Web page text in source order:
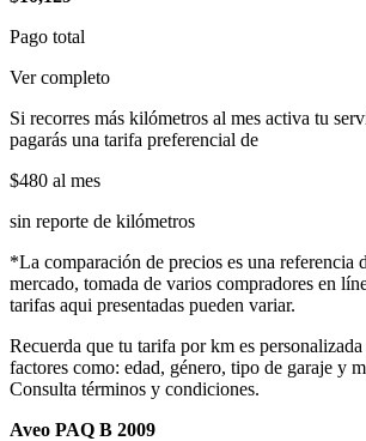
Pago total
Ver completo
Si recorres más kilómetros al mes activa tu
pagarás una tarifa preferencial de
$480 al mes
sin reporte de kilómetros
*La comparación de precios es una referencia
mercado, tomada de varios compradores en
tarifas aqui presentadas pueden variar.
Recuerda que tu tarifa por km es
factores como: edad, género, tipo de garaje y
Consulta términos y condiciones.
Aveo PAQ B 2009